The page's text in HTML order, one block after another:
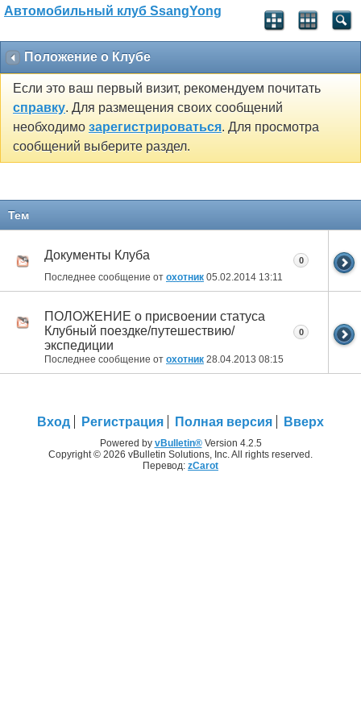
Автомобильный клуб SsangYong
Положение о Клубе
Если это ваш первый визит, рекомендуем почитать
справку. Для размещения своих сообщений
необходимо зарегистрироваться. Для просмотра
сообщений выберите раздел.
Тем
Документы Клуба
Последнее сообщение от охотник 05.02.2014 13:11
0
ПОЛОЖЕНИЕ о присвоении статуса
Клубный поездке/путешествию/
экспедиции
Последнее сообщение от охотник 28.04.2013 08:15
0
Вход Регистрация Полная версия Вверх
Powered by vBulletin®Version 4.2.5
Copyright © 2026 vBulletin Solutions, Inc. All rights reserved.
Перевод: zCarot